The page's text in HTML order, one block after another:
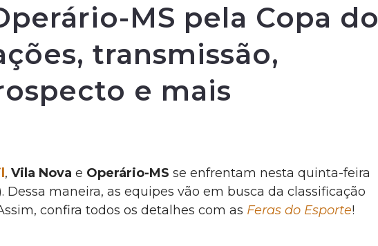
MS pela Copa do
transmissão,
e mais
, Vila Nova e Operário-MS se enfrentam nesta quinta-feira
Dessa maneira, as equipes vão em busca da classificação
confira todos os detalhes com as Feras do Esporte!